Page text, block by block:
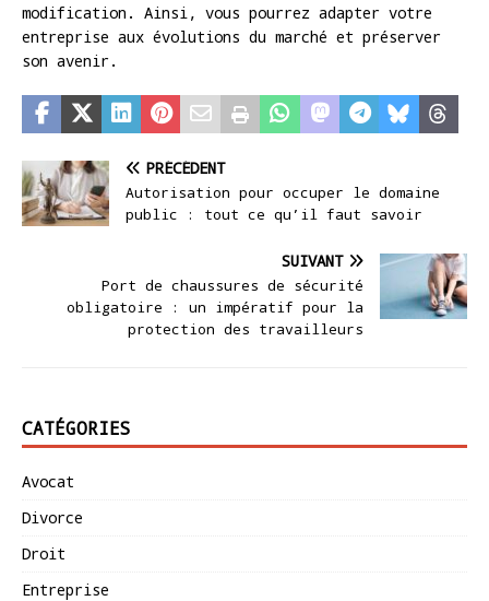
modification. Ainsi, vous pourrez adapter votre
entreprise aux évolutions du marché et préserver
son avenir.
PRÉCÉDENT
Autorisation pour occuper le domaine
public : tout ce qu’il faut savoir
SUIVANT
Port de chaussures de sécurité
obligatoire : un impératif pour la
protection des travailleurs
CATÉGORIES
Avocat
Divorce
Droit
Entreprise